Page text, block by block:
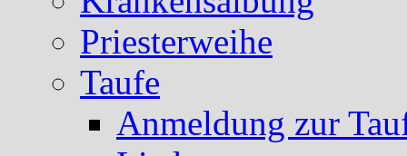
Priesterweihe
Taufe
Anmeldung zur